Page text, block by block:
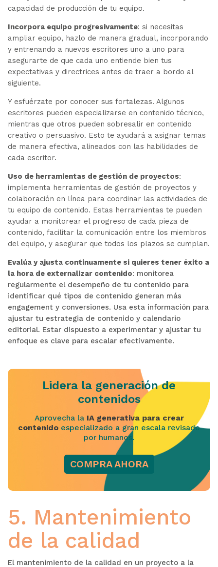
capacidad de producción de tu equipo.
Incorpora equipo progresivamente: si necesitas
ampliar equipo, hazlo de manera gradual, incorporando
y entrenando a nuevos escritores uno a uno para
asegurarte de que cada uno entiende bien tus
expectativas y directrices antes de traer a bordo al
siguiente.
Y esfuérzate por conocer sus fortalezas. Algunos
escritores pueden especializarse en contenido técnico,
mientras que otros pueden sobresalir en contenido
creativo o persuasivo. Esto te ayudará a asignar temas
de manera efectiva, alineados con las habilidades de
cada escritor.
Uso de herramientas de gestión de proyectos:
implementa herramientas de gestión de proyectos y
colaboración en línea para coordinar las actividades de
tu equipo de contenido. Estas herramientas te pueden
ayudar a monitorear el progreso de cada pieza de
contenido, facilitar la comunicación entre los miembros
del equipo, y asegurar que todos los plazos se cumplan.
Evalúa y ajusta continuamente si quieres tener éxito a
la hora de externalizar contenido: monitorea
regularmente el desempeño de tu contenido para
identificar qué tipos de contenido generan más
engagement y conversiones. Usa esta información para
ajustar tu estrategia de contenido y calendario
editorial. Estar dispuesto a experimentar y ajustar tu
enfoque es clave para escalar efectivamente.
Lidera la generación de
contenidos
Aprovecha la IA generativa para crear
contenido especializado a gran escala revisado
por humanos.
COMPRA AHORA
5. Mantenimiento
de la calidad
El mantenimiento de la calidad en un proyecto a la